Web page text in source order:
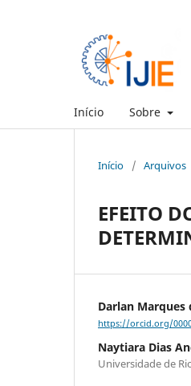
Início Sobre
Início / Arquivos
EFEITO
Darlan Marques
https://orcid.org/
Naytiara Dias
Universidade de